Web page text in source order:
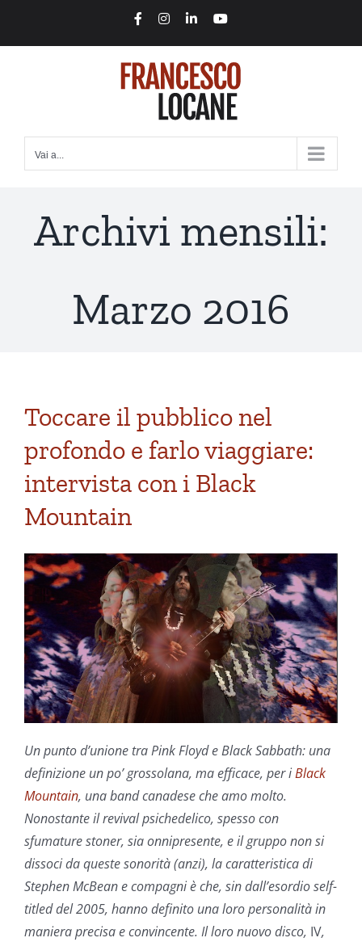
FacebookInstagram
LinkedInYouTube
Vai a...
Archivi mensili:
Marzo 2016
Toccare il pubblico nel
profondo e farlo viaggiare:
intervista con i Black
Mountain
Un punto d’unione tra Pink Floyd e Black Sabbath: una
definizione un po’ grossolana, ma efficace, per iBlack
Mountain, una band canadese che amo molto.
Nonostante il revival psichedelico, spesso con
sfumature stoner, sia onnipresente, e il gruppo non si
dissoci da queste sonorità (anzi), la caratteristica di
Stephen McBean e compagni è che, sin dall’esordio self-
titled del 2005, hanno definito una loro personalità in
maniera precisa e convincente. Il loro nuovo disco, IV,